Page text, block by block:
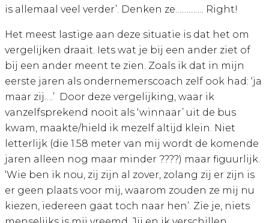
is allemaal veel verder’. Denken ze…………. Right!
Het meest lastige aan deze situatie is dat het om
vergelijken draait. Iets wat je bij een ander ziet of
bij een ander meent te zien. Zoals ik dat in mijn
eerste jaren als ondernemerscoach zelf ook had: ‘ja
maar zij….’ Door deze vergelijking, waar ik
vanzelfsprekend nooit als ‘winnaar’ uit de bus
kwam, maakte/hield ik mezelf altijd klein. Niet
letterlijk (die 1.58 meter van mij wordt de komende
jaren alleen nog maar minder ????) maar figuurlijk.
‘Wie ben ik nou, zij zijn al zover, zolang zij er zijn is
er geen plaats voor mij, waarom zouden ze mij nu
kiezen, iedereen gaat toch naar hen’. Zie je, niets